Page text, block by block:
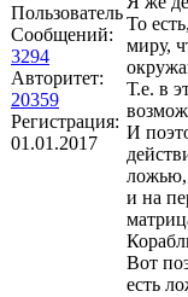
Пользователь
Сообщений:
3294
Авторитет:
20359
Регистрация:
01.01.2017
То
миру,
Т.е. в
И
ложью,
и на
Вот
есть